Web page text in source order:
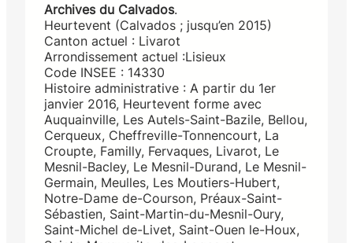
Archives du Calvados.
Heurtevent (Calvados ; jusqu’en 2015)
Canton actuel : Livarot
Arrondissement actuel :Lisieux
Code INSEE : 14330
Histoire administrative : A partir du 1er
janvier 2016, Heurtevent forme avec
Auquainville, Les Autels-Saint-Bazile, Bellou,
Cerqueux, Cheffreville-Tonnencourt, La
Croupte, Familly, Fervaques, Livarot, Le
Mesnil-Bacley, Le Mesnil-Durand, Le Mesnil-
Germain, Meulles, Les Moutiers-Hubert,
Notre-Dame de-Courson, Préaux-Saint-
Sébastien, Saint-Martin-du-Mesnil-Oury,
Saint-Michel de-Livet, Saint-Ouen le-Houx,